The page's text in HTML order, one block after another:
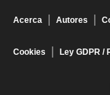
Acerca Autores
Cookies Ley GDPR /